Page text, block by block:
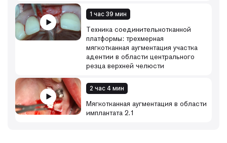
1 час 39 мин
Техника соединительнотканной
платформы: трехмерная
мягкотканная аугментация участка
адентии в области центрального
резца верхней челюсти
2 час 4 мин
Мягкотканная аугментация в области
имплантата 2.1